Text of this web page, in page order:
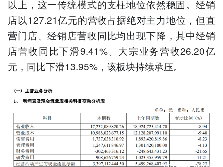
以上，这一传统模式的支柱地位依然稳固。经销
店以127.21亿元的营收占据绝对主力地位，但直
营门店、经销店营收同比均出现下降，其中经销
店营收同比下滑9.41%。大宗业务营收26.20亿
元，同比下滑13.95%，该板块持续承压。